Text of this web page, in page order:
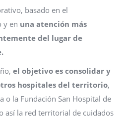
basado en el
y en una atención más
del lugar de
el objetivo es consolidar y
hospitales del territorio,
o la Fundación San Hospital de
así la red territorial de cuidados